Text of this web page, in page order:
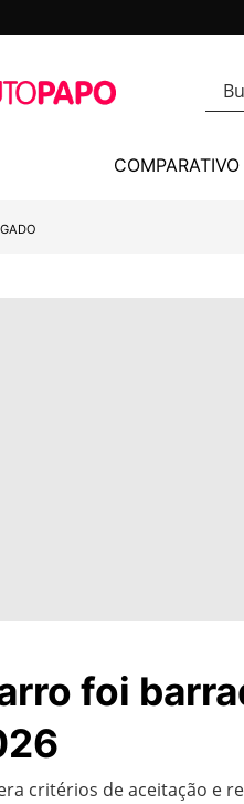
COMPARATIVO
foi
critérios de aceitação e